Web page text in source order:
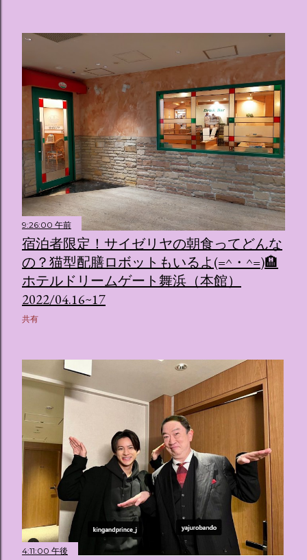
9:26:00 午前
宿泊者限定！サイゼリヤの朝食ってどんな
の？猫型配膳ロボットもいるよ(=^・^=)🏨
ホテルドリームゲート舞浜（本館）
2022/04.16~17
共有
4:11:00 午後